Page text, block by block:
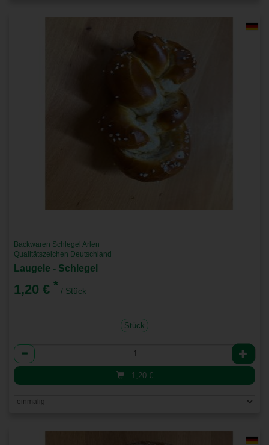
Backwaren Schlegel Arlen
Qualitätszeichen Deutschland
Laugele - Schlegel
1,20 € * / Stück
Stück
Anzahl
1,20 €